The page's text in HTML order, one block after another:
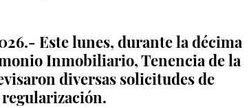
Este lunes, durante la décima
Inmobiliario, Tenencia de la
diversas solicitudes de
regularización.